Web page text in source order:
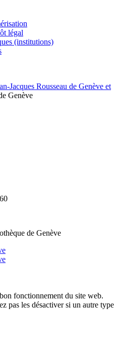
légal
(institutions)
de Genève
fonctionnement du site web.
pas les désactiver si un autre type